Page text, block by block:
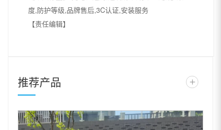
度,防护等级,品牌售后,3C认证,安装服务
【责任编辑】
推荐产品 +